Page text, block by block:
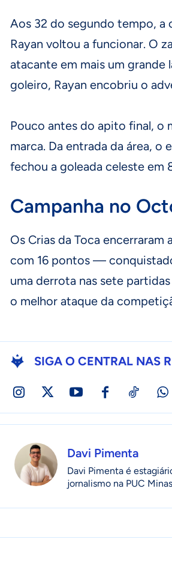
Aos 32 do segundo tempo, a
Rayan voltou a funcionar. O
atacante em mais um grande
goleiro, Rayan encobriu o
Pouco antes do apito final, o
marca. Da entrada da área,
fechou a goleada celeste em
Campanha no
Os Crias da Toca encerraram
com 16 pontos —
uma derrota nas sete
o melhor ataque da
SIGA O CENTRAL NAS
Davi Pimenta
Davi Pimenta é
jornalismo na PUC